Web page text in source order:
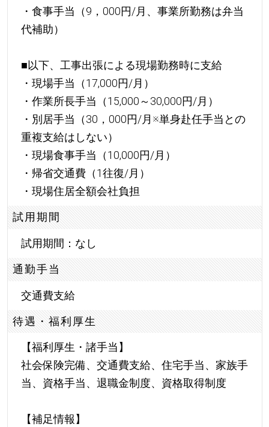
・食事手当（9，000円/月、事業所勤務は弁当
代補助）
■以下、工事出張による現場勤務時に支給
・現場手当（17,000円/月）
・作業所長手当（15,000～30,000円/月）
・別居手当（30，000円/月※単身赴任手当との
重複支給はしない）
・現場食事手当（10,000円/月）
・帰省交通費（1往復/月）
・現場住居全額会社負担
試用期間
試用期間：なし
通勤手当
交通費支給
待遇・福利厚生
【福利厚生・諸手当】
社会保険完備、交通費支給、住宅手当、家族手
当、資格手当、退職金制度、資格取得制度
【補足情報】